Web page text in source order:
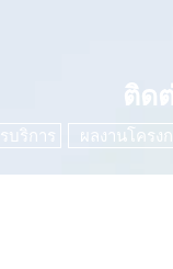
ติด
บริการ ผลงานโครง